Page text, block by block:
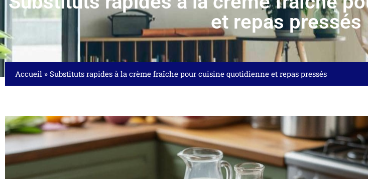
et repas pressés
Accueil » Substituts rapides à la crème fraîche pour cuisine quotidienne et repas pressés